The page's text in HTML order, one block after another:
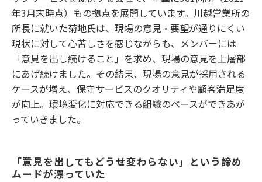
年3月末時点）もの拠点を展開しています。川越営業所の
所長に就いた菊地氏は、現場の意見・要望が通りにくい
現状に対して心苦しさを感じながらも、メンバーには
「意見を出し続けること」を求め、現場の意見を上層部
にあげ続けました。その結果、現場の意見が採用される
ケースが増え、保守サービスのクオリティや顧客満足度
が向上。環境変化に対応できる組織のベースができあが
っていきました。
「意見を出してもどうせ変わらない」という諦め
ムードが漂っていた